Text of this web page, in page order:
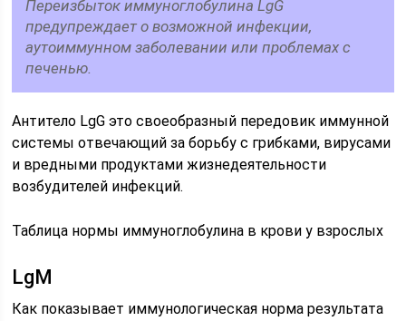
Переизбыток иммуноглобулина LgG
предупреждает о возможной инфекции,
аутоиммунном заболевании или проблемах с
печенью.
Антитело LgG это своеобразный передовик иммунной
системы отвечающий за борьбу с грибками, вирусами
и вредными продуктами жизнедеятельности
возбудителей инфекций.
Таблица нормы иммуноглобулина в крови у взрослых
LgM
Как показывает иммунологическая норма результата